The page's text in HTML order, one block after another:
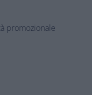
promozionale